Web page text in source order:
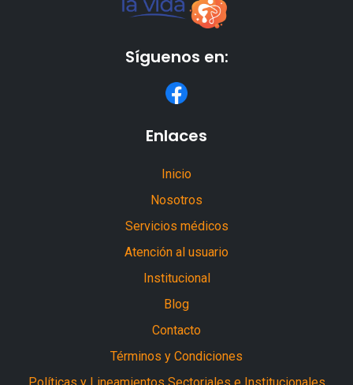
Síguenos en:
Enlaces
Inicio
Nosotros
Servicios médicos
Atención al usuario
Institucional
Blog
Contacto
Términos y Condiciones
Políticas y Lineamientos Sectoriales e Institucionales